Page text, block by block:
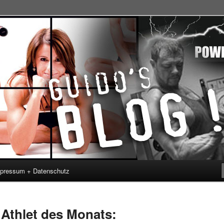
Blog
Style your body !
+ Datenschutz
des Monats: